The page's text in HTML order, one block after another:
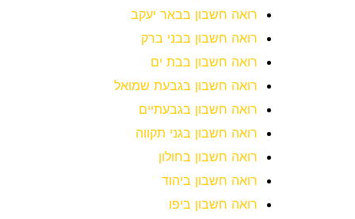
רואה חשבון בבאר יעקב
רואה חשבון בבני ברק
רואה חשבון בבת ים
רואה חשבון בגבעת שמואל
רואה חשבון בגבעתיים
רואה חשבון בגני תקווה
רואה חשבון בחולון
רואה חשבון ביהוד
רואה חשבון ביפו